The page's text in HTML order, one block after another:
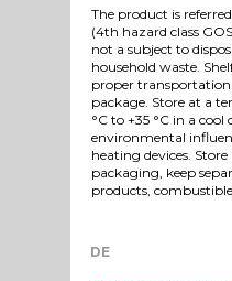
The product is
(4th hazard class
not a subject to
household waste.
proper
package. Store at a
°C to +35 °C in a
environmental
heating devices.
packaging, keep
products,
DE